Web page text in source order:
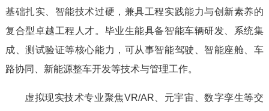
基础扎实、智能技术过硬，兼具工程实践能力与创新素养的
复合型卓越工程人才。毕业生能具备智能车辆研发、系统集
成、测试验证等核心能力，可从事智能驾驶、智能座舱、车
路协同、新能源整车开发等技术与管理工作。
虚拟现实技术专业聚焦VR/AR、元宇宙、数字孪生等交